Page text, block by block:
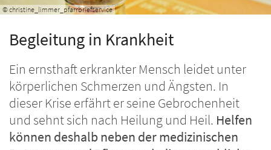
© christine_limmer_pfarrbriefservice
Begleitung in Krankheit
Ein ernsthaft erkrankter Mensch leidet unter
körperlichen Schmerzen und Ängsten. In
dieser Krise erfährt er seine Gebrochenheit
und sehnt sich nach Heilung und Heil. Helfen
können deshalb neben der medizinischen